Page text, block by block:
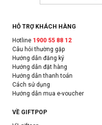
HỖ TRỢ KHÁCH HÀNG
Hotline 1900 55 88 12
Câu hỏi thường gặp
Hướng dẫn đăng ký
Hướng dẫn đặt hàng
Hướng dẫn thanh toán
Cách sử dụng
Hướng dẫn mua e-voucher
VỀ GIFTPOP